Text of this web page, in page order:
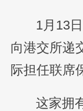
1月13
向港交所递
际担任联席
这家拥